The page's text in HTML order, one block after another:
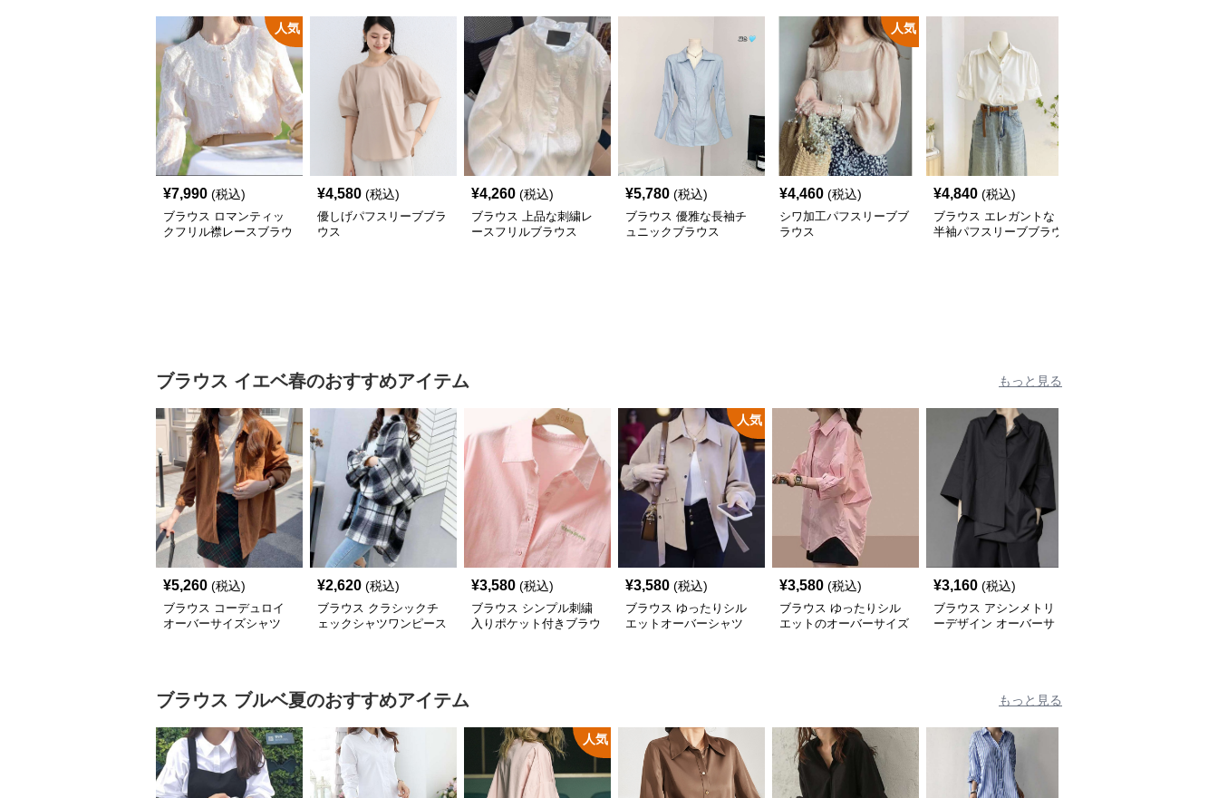
人気
¥7,990 (税込)
ブラウス ロマンティッ
クフリル襟レースブラウ
¥4,580 (税込)
優しげパフスリーブブラ
ウス
¥4,260 (税込)
ブラウス 上品な刺繍レ
ースフリルブラウス
¥5,780 (税込)
ブラウス 優雅な長袖チ
ュニックブラウス
人気
¥4,460 (税込)
シワ加工パフスリーブブ
ラウス
¥4,840 (税込)
ブラウス エレガントな
半袖パフスリーブブラウ
ブラウス イエベ春のおすすめアイテム もっと見る
¥5,260 (税込)
ブラウス コーデュロイ
オーバーサイズシャツ
¥2,620 (税込)
ブラウス クラシックチ
ェックシャツワンピース
¥3,580 (税込)
ブラウス シンプル刺繍
入りポケット付きブラウ
人気
¥3,580 (税込)
ブラウス ゆったりシル
エットオーバーシャツ
¥3,580 (税込)
ブラウス ゆったりシル
エットのオーバーサイズ
¥3,160 (税込)
ブラウス アシンメトリ
ーデザイン オーバーサ
ブラウス ブルベ夏のおすすめアイテム もっと見る
人気